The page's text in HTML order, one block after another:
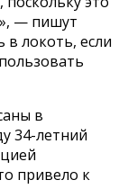
— пишут
в локоть, если
в
34-летний
привело к